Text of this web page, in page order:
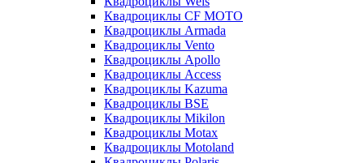
Квадроциклы CF MOTO
Квадроциклы Armada
Квадроциклы Vento
Квадроциклы Apollo
Квадроциклы Access
Квадроциклы Kazuma
Квадроциклы BSE
Квадроциклы Mikilon
Квадроциклы Motax
Квадроциклы Motoland